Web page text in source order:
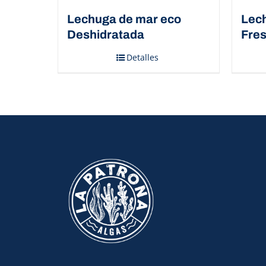
Lechuga de mar eco
Deshidratada
Detalles